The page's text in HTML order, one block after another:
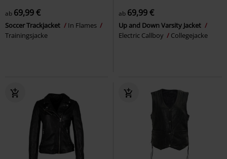
ab 69,99 €
Soccer Trackjacket
In Flames
Trainingsjacke
ab 69,99 €
Up and Down Varsity Jacket
Electric Callboy
Collegejacke